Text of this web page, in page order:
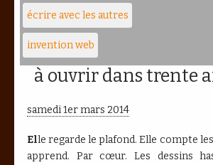
écrire avec les autres
invention web
à ouvrir dans trente
samedi 1er mars 2014
Elle regarde le plafond. Elle compte
apprend. Par cœur. Les dessins